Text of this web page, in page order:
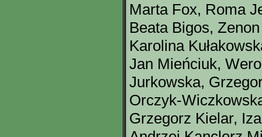
Marta Fox, Roma
Beata Bigos,
Karolina
Jan Mieńciuk,
Jurkowska,
Orczyk-
Grzegorz Kielar,